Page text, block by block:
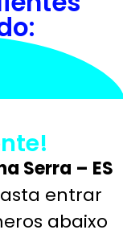
Serra – ES
entrar
abaixo